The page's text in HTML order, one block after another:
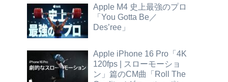
Apple M4 史上最強のプロ
「You Gotta Be／
Des’ree」
Apple iPhone 16 Pro「4K
120fps | スローモーショ
ン」篇のCM曲「Roll The